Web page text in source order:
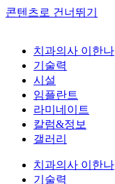
콘텐츠로 건너뛰기
치과의사 이한나
기술력
시설
임플란트
라미네이트
칼럼&정보
갤러리
치과의사 이한나
기술력